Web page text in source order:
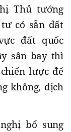
Thủ tướng
có sẵn đất
đất quốc
sân bay thì
lược để
không, dịch
bổ sung